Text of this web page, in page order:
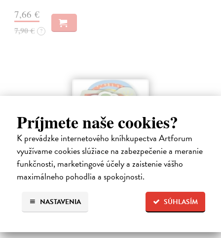
Príjmete naše cookies?
K prevádzke internetového kníhkupectva Artforum
využívame cookies slúžiace na zabezpečenie a meranie
funkčnosti, marketingové účely a zaistenie vášho
maximálneho pohodlia a spokojnosti.
SÚHLASÍM
NASTAVENIA
7,66 €
7,90 € ?
Farma - Tvarované leporelo
Táto knižka s veselými obrázkami a rôzne tvarovanými stránkami
zaujme malé deti a zoznámi ich so zvieratami na farme.